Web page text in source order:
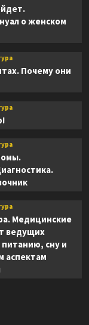
о женском
Почему они
Медицинские
ведущих
сну и
аспектам